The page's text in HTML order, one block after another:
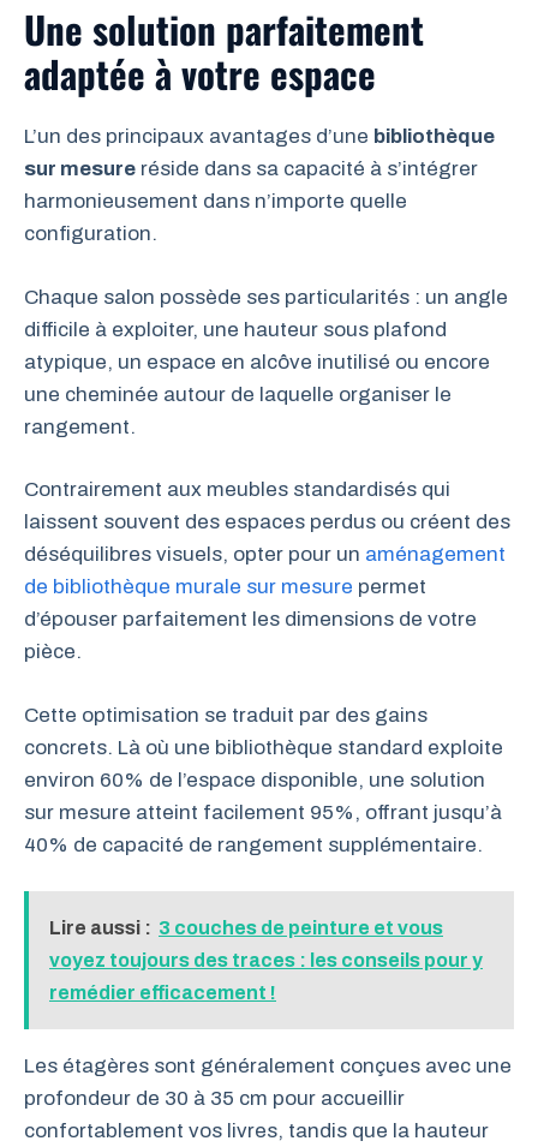
Une solution parfaitement
adaptée à votre espace
L’un des principaux avantages d’une bibliothèque
sur mesure réside dans sa capacité à s’intégrer
harmonieusement dans n’importe quelle
configuration.
Chaque salon possède ses particularités : un angle
difficile à exploiter, une hauteur sous plafond
atypique, un espace en alcôve inutilisé ou encore
une cheminée autour de laquelle organiser le
rangement.
Contrairement aux meubles standardisés qui
laissent souvent des espaces perdus ou créent des
déséquilibres visuels, opter pour un aménagement
de bibliothèque murale sur mesure permet
d’épouser parfaitement les dimensions de votre
pièce.
Cette optimisation se traduit par des gains
concrets. Là où une bibliothèque standard exploite
environ 60% de l’espace disponible, une solution
sur mesure atteint facilement 95%, offrant jusqu’à
40% de capacité de rangement supplémentaire.
Lire aussi : 3 couches de peinture et vous
voyez toujours des traces : les conseils pour y
remédier efficacement !
Les étagères sont généralement conçues avec une
profondeur de 30 à 35 cm pour accueillir
confortablement vos livres, tandis que la hauteur